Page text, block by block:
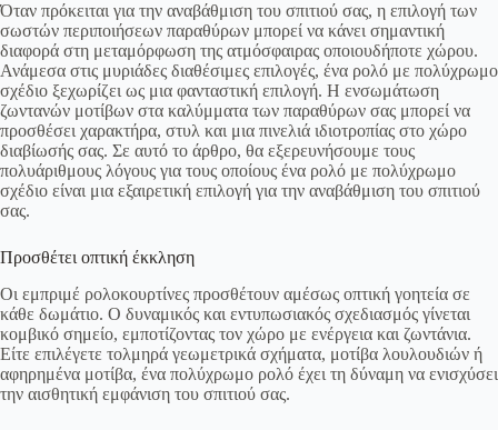
Όταν πρόκειται για την αναβάθμιση του σπιτιού σας, η επιλογή των
σωστών περιποιήσεων παραθύρων μπορεί να κάνει σημαντική
διαφορά στη μεταμόρφωση της ατμόσφαιρας οποιουδήποτε χώρου.
Ανάμεσα στις μυριάδες διαθέσιμες επιλογές, ένα ρολό με πολύχρωμο
σχέδιο ξεχωρίζει ως μια φανταστική επιλογή. Η ενσωμάτωση
ζωντανών μοτίβων στα καλύμματα των παραθύρων σας μπορεί να
προσθέσει χαρακτήρα, στυλ και μια πινελιά ιδιοτροπίας στο χώρο
διαβίωσής σας. Σε αυτό το άρθρο, θα εξερευνήσουμε τους
πολυάριθμους λόγους για τους οποίους ένα ρολό με πολύχρωμο
σχέδιο είναι μια εξαιρετική επιλογή για την αναβάθμιση του σπιτιού
σας.
Προσθέτει οπτική έκκληση
Οι εμπριμέ ρολοκουρτίνες προσθέτουν αμέσως οπτική γοητεία σε
κάθε δωμάτιο. Ο δυναμικός και εντυπωσιακός σχεδιασμός γίνεται
κομβικό σημείο, εμποτίζοντας τον χώρο με ενέργεια και ζωντάνια.
Είτε επιλέγετε τολμηρά γεωμετρικά σχήματα, μοτίβα λουλουδιών ή
αφηρημένα μοτίβα, ένα πολύχρωμο ρολό έχει τη δύναμη να ενισχύσει
την αισθητική εμφάνιση του σπιτιού σας.